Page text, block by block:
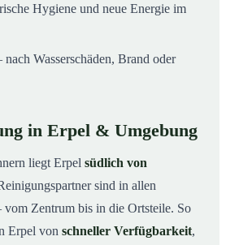
Hygiene und neue Energie im
nach Wasserschäden, Brand oder
in Erpel & Umgebung
liegt Erpel südlich von
sind in allen
vom Zentrum bis in die Ortsteile. So
Erpel von schneller Verfügbarkeit,